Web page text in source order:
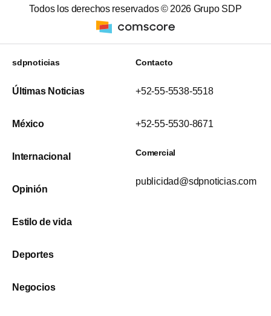
Todos los derechos reservados © 2026 Grupo SDP
sdpnoticias
Últimas Noticias
México
Internacional
Opinión
Estilo de vida
Deportes
Negocios
Contacto
+52-55-5538-5518
+52-55-5530-8671
Comercial
publicidad@sdpnoticias.com